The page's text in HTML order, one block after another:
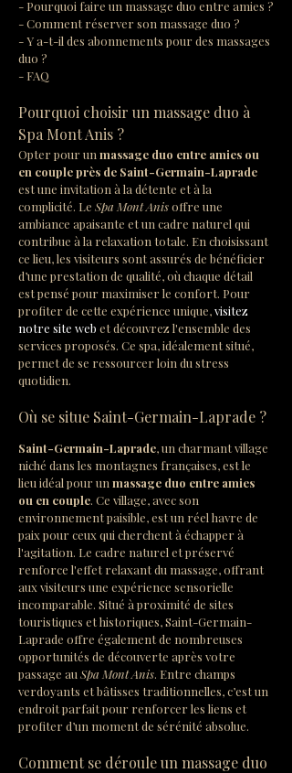
- Pourquoi faire un massage duo entre amies ?
- Comment réserver son massage duo ?
- Y a-t-il des abonnements pour des massages
duo ?
- FAQ
Pourquoi choisir un massage duo à
Spa Mont Anis ?
Opter pour un massage duo entre amies ou
en couple près de Saint-Germain-Laprade
est une invitation à la détente et à la
complicité. Le Spa Mont Anis offre une
ambiance apaisante et un cadre naturel qui
contribue à la relaxation totale. En choisissant
ce lieu, les visiteurs sont assurés de bénéficier
d’une prestation de qualité, où chaque détail
est pensé pour maximiser le confort. Pour
profiter de cette expérience unique, visitez
notre site web et découvrez l'ensemble des
services proposés. Ce spa, idéalement situé,
permet de se ressourcer loin du stress
quotidien.
Où se situe Saint-Germain-Laprade ?
Saint-Germain-Laprade, un charmant village
niché dans les montagnes françaises, est le
lieu idéal pour un massage duo entre amies
ou en couple. Ce village, avec son
environnement paisible, est un réel havre de
paix pour ceux qui cherchent à échapper à
l'agitation. Le cadre naturel et préservé
renforce l'effet relaxant du massage, offrant
aux visiteurs une expérience sensorielle
incomparable. Situé à proximité de sites
touristiques et historiques, Saint-Germain-
Laprade offre également de nombreuses
opportunités de découverte après votre
passage au Spa Mont Anis. Entre champs
verdoyants et bâtisses traditionnelles, c’est un
endroit parfait pour renforcer les liens et
profiter d’un moment de sérénité absolue.
Comment se déroule un massage duo